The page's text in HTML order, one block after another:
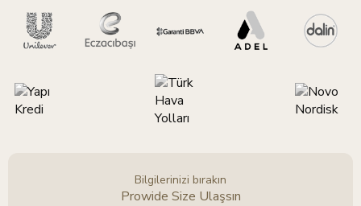
Bilgilerinizi bırakın
Prowide Size Ulaşsın